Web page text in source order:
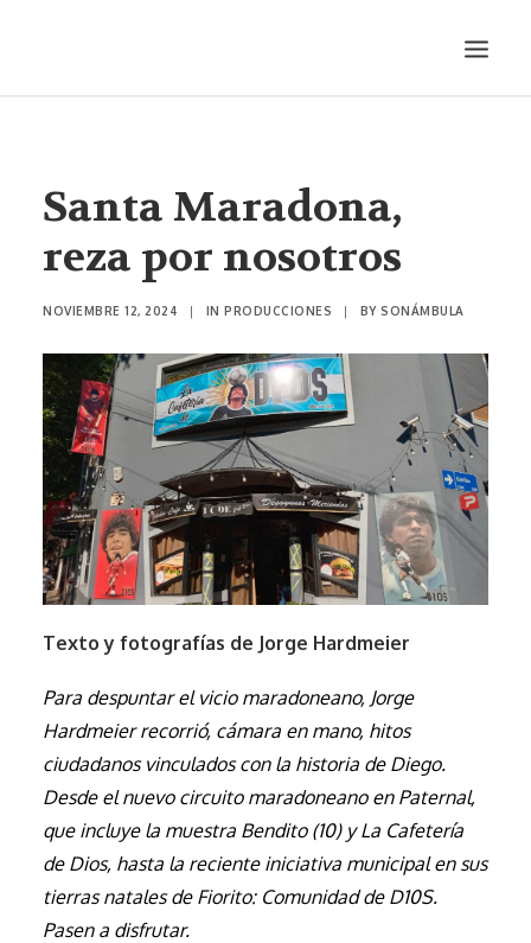
AUDIOVISUALES
ENTREVISTAS
HISTORIETA
MÚSICA
PRODUCCIONES
SONÁMBULA
SYNCO
Santa Maradona,
reza por nosotros
NOVIEMBRE 12, 2024 | IN PRODUCCIONES | BY SONÁMBULA
Texto y fotografías de Jorge Hardmeier
Para despuntar el vicio maradoneano, Jorge
Hardmeier recorrió, cámara en mano, hitos
ciudadanos vinculados con la historia de Diego.
Desde el nuevo circuito maradoneano en Paternal,
que incluye la muestra Bendito (10) y La Cafetería
de Dios, hasta la reciente iniciativa municipal en sus
tierras natales de Fiorito: Comunidad de D10S.
Pasen a disfrutar.